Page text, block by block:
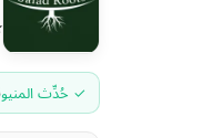
✓ حُدِّث المنيو